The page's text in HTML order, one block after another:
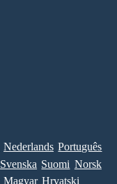
Nederlands Português
Svenska Suomi Norsk
Magyar Hrvatski